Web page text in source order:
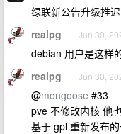
绿联新公告升级推
realpg Jun 30,
debian 用户是这样
realpg Jun 30,
@mongoose #33
pve 不修改内核 他
基于 gpl 重新发布